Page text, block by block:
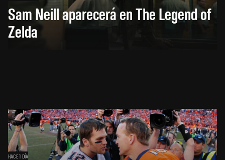
Sam Neill aparecerá en The Legend of
Zelda
HACE 1 DÍA